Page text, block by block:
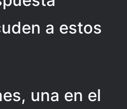
a estos
una en el